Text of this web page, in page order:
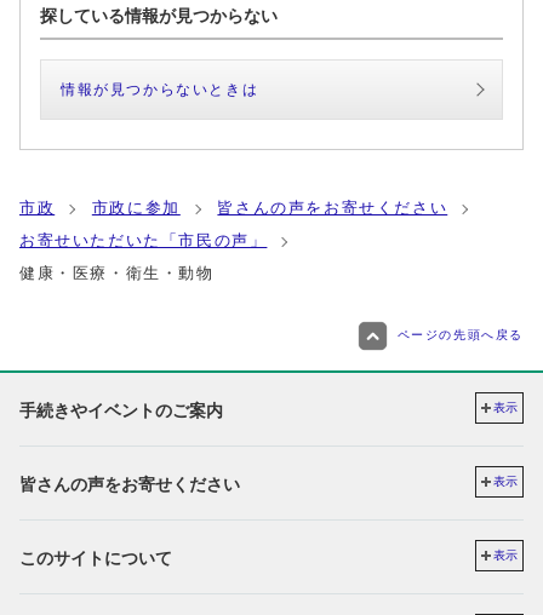
探している情報が見つからない
情報が見つからないときは
市政 市政に参加
皆さんの声をお寄せください
お寄せいただいた「市民の声」
健康・医療・衛生・動物
ページの先頭へ戻る
手続きやイベントのご案内 表示
皆さんの声をお寄せください 表示
このサイトについて 表示